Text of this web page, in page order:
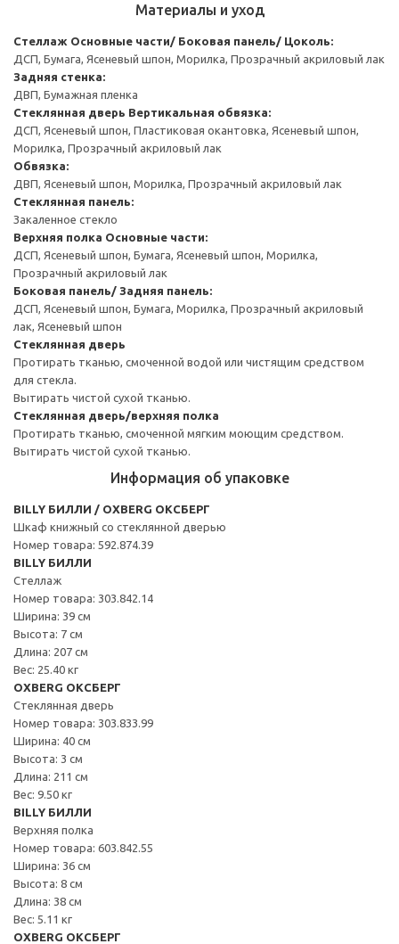
Материалы и уход
Стеллаж Основные части/ Боковая панель/ Цоколь:
ДСП, Бумага, Ясеневый шпон, Морилка, Прозрачный акриловый лак
Задняя стенка:
ДВП, Бумажная пленка
Стеклянная дверь Вертикальная обвязка:
ДСП, Ясеневый шпон, Пластиковая окантовка, Ясеневый шпон,
Морилка, Прозрачный акриловый лак
Обвязка:
ДВП, Ясеневый шпон, Морилка, Прозрачный акриловый лак
Стеклянная панель:
Закаленное стекло
Верхняя полка Основные части:
ДСП, Ясеневый шпон, Бумага, Ясеневый шпон, Морилка,
Прозрачный акриловый лак
Боковая панель/ Задняя панель:
ДСП, Ясеневый шпон, Бумага, Морилка, Прозрачный акриловый
лак, Ясеневый шпон
Стеклянная дверь
Протирать тканью, смоченной водой или чистящим средством
для стекла.
Вытирать чистой сухой тканью.
Стеклянная дверь/верхняя полка
Протирать тканью, смоченной мягким моющим средством.
Вытирать чистой сухой тканью.
Информация об упаковке
BILLY БИЛЛИ / OXBERG ОКСБЕРГ
Шкаф книжный со стеклянной дверью
Номер товара: 592.874.39
BILLY БИЛЛИ
Стеллаж
Номер товара: 303.842.14
Ширина: 39 см
Высота: 7 см
Длина: 207 см
Вес: 25.40 кг
OXBERG ОКСБЕРГ
Стеклянная дверь
Номер товара: 303.833.99
Ширина: 40 см
Высота: 3 см
Длина: 211 см
Вес: 9.50 кг
BILLY БИЛЛИ
Верхняя полка
Номер товара: 603.842.55
Ширина: 36 см
Высота: 8 см
Длина: 38 см
Вес: 5.11 кг
OXBERG ОКСБЕРГ